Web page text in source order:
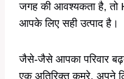
जगह की आवश्यकता है,
आपके लिए सही उत्पाद है।
जैसे-जैसे आपका परिवार
एक अतिरिक्त कमरे, अपने